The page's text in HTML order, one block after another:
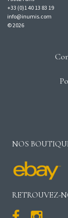
+33 (0)1 40 13 83 19
info@inumis.com
© 2026
NOS
RETROUVEZ-